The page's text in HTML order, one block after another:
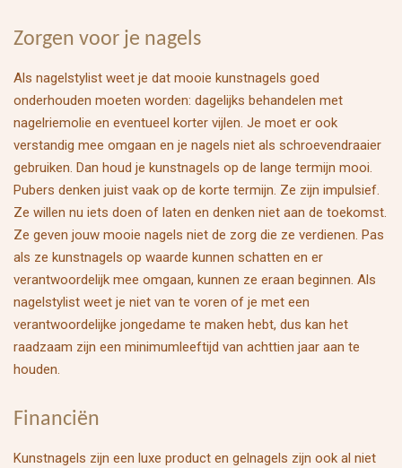
Zorgen voor je nagels
Als nagelstylist weet je dat mooie kunstnagels goed
onderhouden moeten worden: dagelijks behandelen met
nagelriemolie en eventueel korter vijlen. Je moet er ook
verstandig mee omgaan en je nagels niet als schroevendraaier
gebruiken. Dan houd je kunstnagels op de lange termijn mooi.
Pubers denken juist vaak op de korte termijn. Ze zijn impulsief.
Ze willen nu iets doen of laten en denken niet aan de toekomst.
Ze geven jouw mooie nagels niet de zorg die ze verdienen. Pas
als ze kunstnagels op waarde kunnen schatten en er
verantwoordelijk mee omgaan, kunnen ze eraan beginnen. Als
nagelstylist weet je niet van te voren of je met een
verantwoordelijke jongedame te maken hebt, dus kan het
raadzaam zijn een minimumleeftijd van achttien jaar aan te
houden.
Financiën
Kunstnagels zijn een luxe product en gelnagels zijn ook al niet